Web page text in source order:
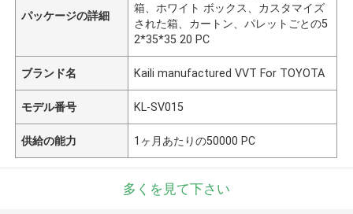
パッケージの詳細
箱、ホワイト ボックス、カスタマイズ
された箱、カートン、パレットごとの5
2*35*35 20 PC
ブランド名 Kaili manufactured VVT For TOYOTA
モデル番号 KL-SV015
供給の能力 1ヶ月あたりの50000 PC
多くを見て下さい